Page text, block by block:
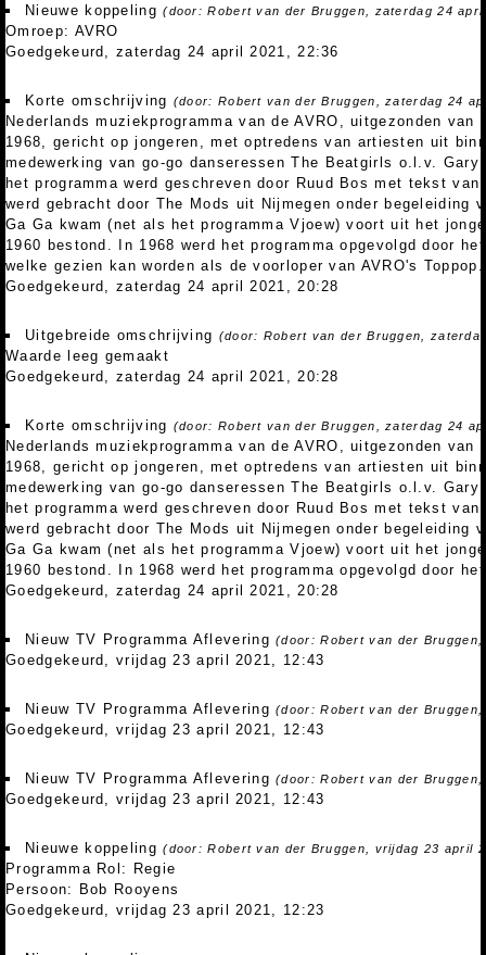
Nieuwe koppeling(door: Robert van der Bruggen, zaterdag 24
Omroep: AVRO
Goedgekeurd, zaterdag 24 april 2021, 22:36
Korte omschrijving (door: Robert van der Bruggen, zaterdag 24
Nederlands muziekprogramma van de AVRO, uitgezonden
1968, gericht op jongeren, met optredens van artiesten uit
medewerking van go-go danseressen The Beatgirls o.l.v.
het programma werd geschreven door Ruud Bos met tekst
werd gebracht door The Mods uit Nijmegen onder begeleiding
Ga Ga kwam (net als het programma Vjoew) voort uit het
1960 bestond. In 1968 werd het programma opgevolgd door
welke gezien kan worden als de voorloper van AVRO's Toppop.
Goedgekeurd, zaterdag 24 april 2021, 20:28
Uitgebreide omschrijving (door: Robert van der Bruggen,
Waarde leeg gemaakt
Goedgekeurd, zaterdag 24 april 2021, 20:28
Korte omschrijving (door: Robert van der Bruggen, zaterdag 24
Nederlands muziekprogramma van de AVRO, uitgezonden
1968, gericht op jongeren, met optredens van artiesten uit
medewerking van go-go danseressen The Beatgirls o.l.v.
het programma werd geschreven door Ruud Bos met tekst
werd gebracht door The Mods uit Nijmegen onder
Ga Ga kwam (net als het programma Vjoew) voort uit het
1960 bestond. In 1968 werd het programma opgevolgd door
Goedgekeurd, zaterdag 24 april 2021, 20:28
Nieuw TV Programma Aflevering(door: Robert van der
Goedgekeurd, vrijdag 23 april 2021, 12:43
Nieuw TV Programma Aflevering(door: Robert van der
Goedgekeurd, vrijdag 23 april 2021, 12:43
Nieuw TV Programma Aflevering(door: Robert van der
Goedgekeurd, vrijdag 23 april 2021, 12:43
Nieuwe koppeling(door: Robert van der Bruggen, vrijdag 23 april
Programma Rol: Regie
Persoon: Bob Rooyens
Goedgekeurd, vrijdag 23 april 2021, 12:23